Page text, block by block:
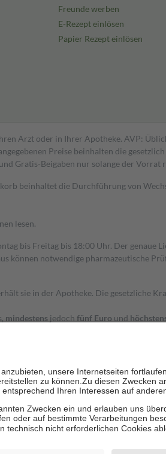
Freunde werben
E-Rezept einlösen
Papier Rezept einlösen
Arzt oder in Ihrer Apotheke. AVP:
Preise beinhalten die
Gratis-Beigaben nur solange der Vorrat
beinhaltet die Durchführung von
lesen.
bis Freitag bis 18:00 Uhr. Der genaue
können notwendige pharmazeutische
sie in der Apotheke. Die gesetzliche
mindestens jedoch fünf Euro und
Stellung der Familie zu unterstützen,